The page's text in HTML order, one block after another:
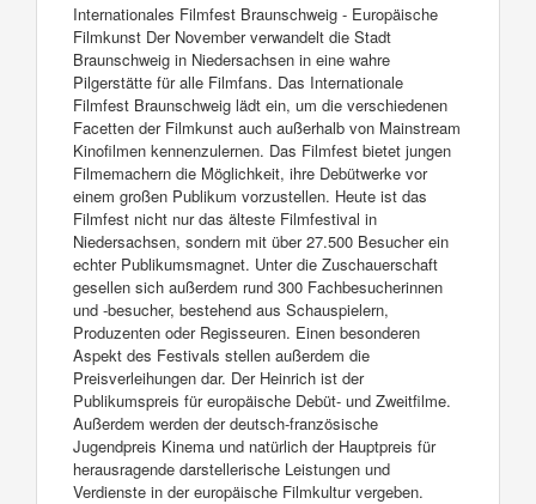
Internationales Filmfest Braunschweig - Europäische
Filmkunst Der November verwandelt die Stadt
Braunschweig in Niedersachsen in eine wahre
Pilgerstätte für alle Filmfans. Das Internationale
Filmfest Braunschweig lädt ein, um die verschiedenen
Facetten der Filmkunst auch außerhalb von Mainstream
Kinofilmen kennenzulernen. Das Filmfest bietet jungen
Filmemachern die Möglichkeit, ihre Debütwerke vor
einem großen Publikum vorzustellen. Heute ist das
Filmfest nicht nur das älteste Filmfestival in
Niedersachsen, sondern mit über 27.500 Besucher ein
echter Publikumsmagnet. Unter die Zuschauerschaft
gesellen sich außerdem rund 300 Fachbesucherinnen
und -besucher, bestehend aus Schauspielern,
Produzenten oder Regisseuren. Einen besonderen
Aspekt des Festivals stellen außerdem die
Preisverleihungen dar. Der Heinrich ist der
Publikumspreis für europäische Debüt- und Zweitfilme.
Außerdem werden der deutsch-französische
Jugendpreis Kinema und natürlich der Hauptpreis für
herausragende darstellerische Leistungen und
Verdienste in der europäische Filmkultur vergeben.